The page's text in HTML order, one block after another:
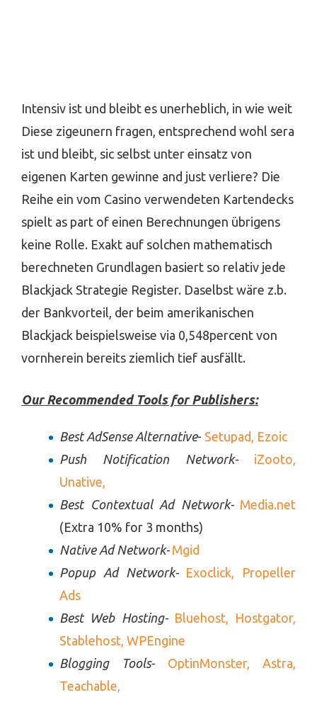
Intensiv ist und bleibt es unerheblich, in wie weit
Diese zigeunern fragen, entsprechend wohl sera
ist und bleibt, sic selbst unter einsatz von
eigenen Karten gewinne and just verliere? Die
Reihe ein vom Casino verwendeten Kartendecks
spielt as part of einen Berechnungen übrigens
keine Rolle. Exakt auf solchen mathematisch
berechneten Grundlagen basiert so relativ jede
Blackjack Strategie Register. Daselbst wäre z.b.
der Bankvorteil, der beim amerikanischen
Blackjack beispielsweise via 0,548percent von
vornherein bereits ziemlich tief ausfällt.
Our Recommended Tools for Publishers:
Best AdSense Alternative- Setupad, Ezoic
Push Notification Network-
iZooto,
Unative,
Best Contextual Ad Network- Media.net
(Extra 10% for 3 months)
Native Ad Network- Mgid
Popup Ad Network-
Exoclick,
Propeller
Ads
Best Web Hosting- Bluehost,
Hostgator,
Stablehost, WPEngine
Blogging Tools-
OptinMonster,
Astra,
Teachable,